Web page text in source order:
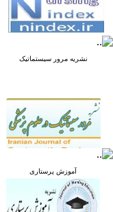
نشریه مرور سیستماتیک
آموزش پرستاری